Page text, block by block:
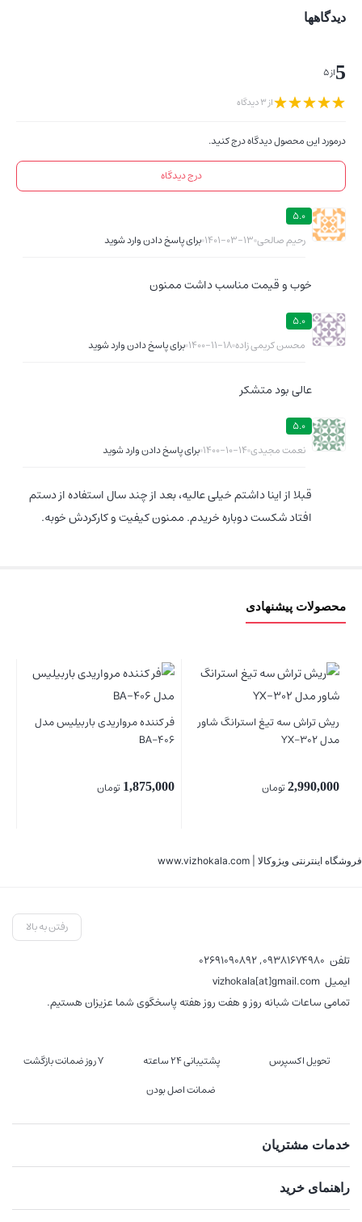
دیدگاهها
5از 5
از 3 دیدگاه
درمورد این محصول دیدگاه درج کنید.
درج دیدگاه
5.0
رحیم صالحی 1401-03-13 برای پاسخ دادن وارد شوید
خوب و قیمت مناسب داشت ممنون
5.0
محسن کریمی زاده1400-11-18 برای پاسخ دادن وارد شوید
عالی بود متشکر
5.0
نعمت مجیدی 1400-10-14 برای پاسخ دادن وارد شوید
قبلا از اینا داشتم خیلی عالیه، بعد از چند سال استفاده از دستم
افتاد شکست دوباره خریدم. ممنون کیفیت و کارکردش خوبه.
محصولات پیشنهادی
ریش تراش سه تیغ استرانگ شاور
مدل YX-302
2,990,000 تومان
فر کننده مرواریدی باربیلیس مدل
BA-406
1,875,000 تومان
فروشگاه اینترنتی ویژوکالا | www.vizhokala.com
رفتن به بالا
تلفن 09381674980
,
02691090892
ایمیل vizhokala[at]gmail.com
تمامی ساعات شبانه روز و هفت روز هفته پاسخگوی شما عزیزان هستیم.
تحویل اکسپرس پشتیبانی 24 ساعته
7 روز ضمانت بازگشت
ضمانت اصل بودن
خدمات مشتریان
راهنمای خرید